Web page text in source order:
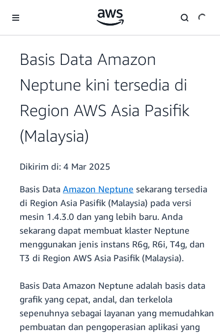
Basis Data Amazon
Neptune kini tersedia di
Region AWS Asia Pasifik
(Malaysia)
Dikirim di: 4 Mar 2025
Basis Data Amazon Neptune sekarang tersedia
di Region Asia Pasifik (Malaysia) pada versi
mesin 1.4.3.0 dan yang lebih baru. Anda
sekarang dapat membuat klaster Neptune
menggunakan jenis instans R6g, R6i, T4g, dan
T3 di Region AWS Asia Pasifik (Malaysia).
Basis Data Amazon Neptune adalah basis data
grafik yang cepat, andal, dan terkelola
sepenuhnya sebagai layanan yang memudahkan
pembuatan dan pengoperasian aplikasi yang